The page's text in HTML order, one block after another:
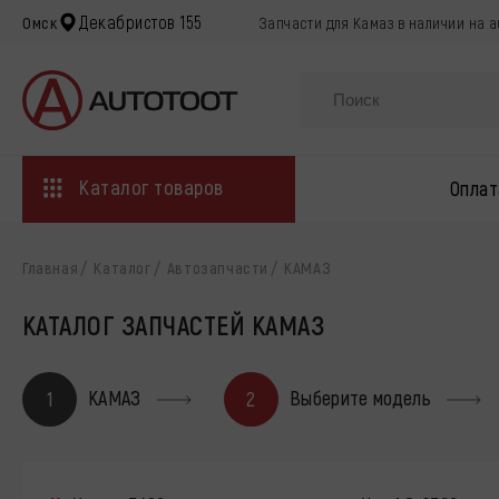
Омск Декабристов 155 Запчасти для Камаз в наличии на
Каталог товаров
Главная Каталог Автозапчасти КАМАЗ
КАТАЛОГ ЗАПЧАСТЕЙ КАМАЗ
1 КАМАЗ 2 Выберите модель